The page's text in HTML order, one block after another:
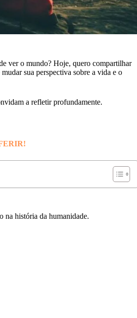
ver o mundo? Hoje, quero compartilhar
sua perspectiva sobre a vida e o
a refletir profundamente.
na história da humanidade.